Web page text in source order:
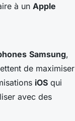
à un Apple
Samsung,
de maximiser
iOS qui
avec des